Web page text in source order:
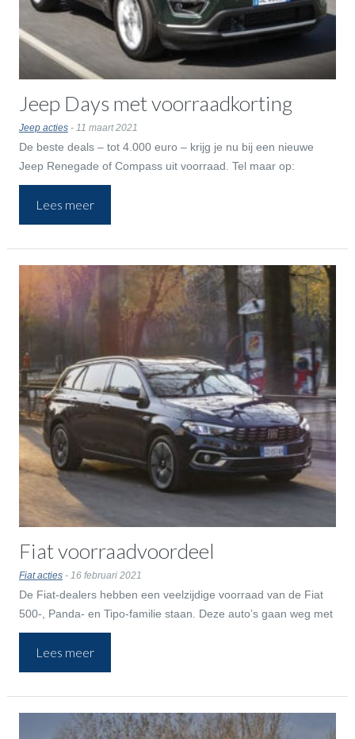
Jeep Days met voorraadkorting
Jeep acties- 11 maart 2021
De beste deals – tot 4.000 euro – krijg je nu bij een nieuwe
Jeep Renegade of Compass uit voorraad. Tel maar op:
voorraadvoordeel bij inruilvoordeel bij optievoordeel.
Lees meer
Fiat voorraadvoordeel
Fiat acties- 16 februari 2021
De Fiat-dealers hebben een veelzijdige voorraad van de Fiat
500-, Panda- en Tipo-familie staan. Deze auto’s gaan weg met
voorraadvoordeel tot bijna 2.900 euro.
Lees meer